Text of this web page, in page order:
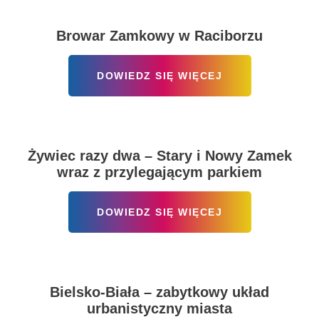
Browar Zamkowy w Raciborzu
DOWIEDZ SIĘ WIĘCEJ
Żywiec razy dwa – Stary i Nowy Zamek
wraz z przylegającym parkiem
DOWIEDZ SIĘ WIĘCEJ
Bielsko-Biała – zabytkowy układ
urbanistyczny miasta